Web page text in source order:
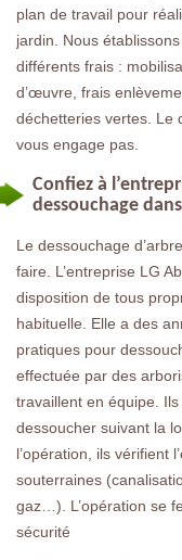
plan de travail pour
jardin. Nous
différents frais :
d’œuvre, frais
déchetteries vertes. Le
vous engage pas.
Confiez à
dessouchage
Le dessouchage
faire. L’entreprise LG
disposition de tous
habituelle. Elle a des
pratiques pour
effectuée par des
travaillent en équipe.
dessoucher suivant la
l’opération, ils vérifient
souterraines
gaz…). L’opération se
sécurité